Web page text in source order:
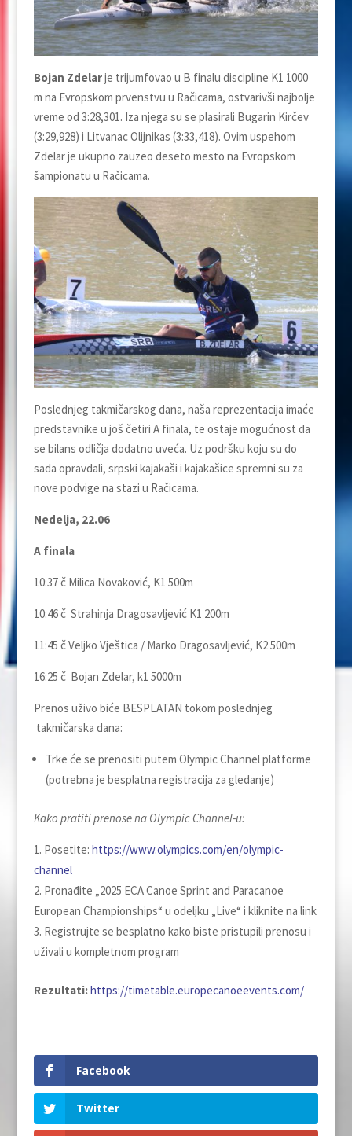
Bojan Zdelarje trijumfovao u B finalu discipline K1 1000
m na Evropskom prvenstvu u Račicama, ostvarivši najbolje
vreme od 3:28,301. Iza njega su se plasirali Bugarin Kirčev
(3:29,928) i Litvanac Olijnikas (3:33,418). Ovim uspehom
Zdelar je ukupno zauzeo deseto mesto na Evropskom
šampionatu u Račicama.
Poslednjeg takmičarskog dana, naša reprezentacija imaće
predstavnike u još četiri A finala, te ostaje mogućnost da
se bilans odličja dodatno uveća. Uz podršku koju su do
sada opravdali, srpski kajakaši i kajakašice spremni su za
nove podvige na stazi u Račicama.
Nedelja, 22.06
A finala
10:37 č Milica Novaković, K1 500m
10:46 č Strahinja Dragosavljević K1 200m
11:45 č Veljko Vještica / Marko Dragosavljević, K2 500m
16:25 č Bojan Zdelar, k1 5000m
Prenos uživo biće BESPLATAN tokom poslednjeg
takmičarska dana:
Trke će se prenositi putem Olympic Channel platforme
(potrebna je besplatna registracija za gledanje)
Kako pratiti prenose na Olympic Channel-u:
Posetite: https://www.olympics.com/en/olympic-
channel
Pronađite „2025 ECA Canoe Sprint and Paracanoe
European Championships“ u odeljku „Live“ i kliknite na link
Registrujte se besplatno kako biste pristupili prenosu i
uživali u kompletnom program
Rezultati:https://timetable.europecanoeevents.com/
Facebook
Twitter